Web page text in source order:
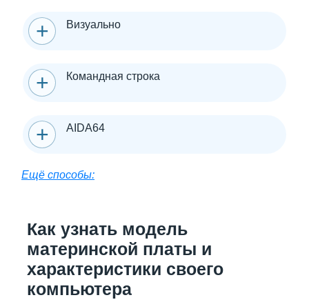
Визуально
Командная строка
AIDA64
Ещё способы:
Как узнать модель
материнской платы и
характеристики своего
компьютера